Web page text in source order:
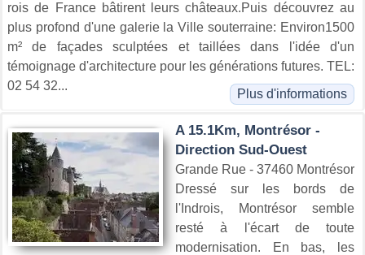
rois de France bâtirent leurs châteaux.Puis découvrez au
plus profond d'une galerie la Ville souterraine: Environ1500
m² de façades sculptées et taillées dans l'idée d'un
témoignage d'architecture pour les générations futures. TEL:
02 54 32...
Plus d'informations
A 15.1Km, Montrésor -
Direction Sud-Ouest
Grande Rue - 37460 Montrésor
Dressé sur les bords de
l'Indrois, Montrésor semble
resté à l'écart de toute
modernisation. En bas, les